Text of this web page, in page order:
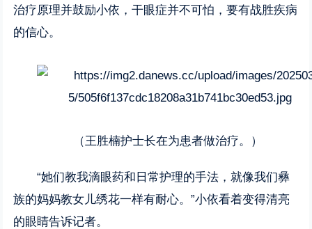
治疗原理并鼓励小依，干眼症并不可怕，要有战胜疾病
的信心。
（王胜楠护士长在为患者做治疗。）
“她们教我滴眼药和日常护理的手法，就像我们彝
族的妈妈教女儿绣花一样有耐心。”小依看着变得清亮
的眼睛告诉记者。